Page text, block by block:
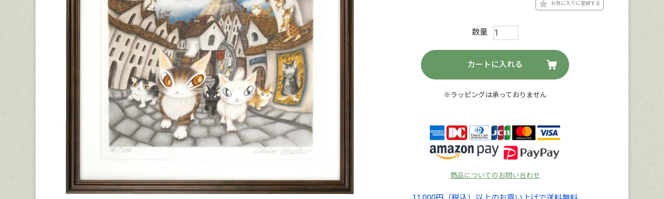
お気に入りに登録する
カートに入れる
※ラッピングは承っておりません
商品についてのお問い合わせ